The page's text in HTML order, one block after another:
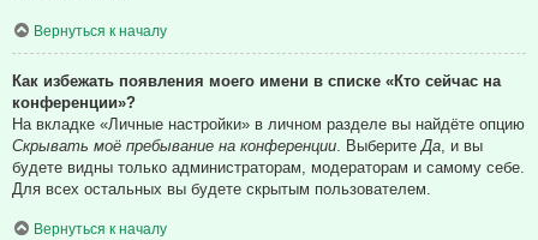
Вернуться к началу
Как избежать появления моего имени в списке «Кто сейчас на
конференции»?
На вкладке «Личные настройки» в личном разделе вы найдёте опцию
Скрывать моё пребывание на конференции . Выберите Да , и вы
будете видны только администраторам, модераторам и самому себе.
Для всех остальных вы будете скрытым пользователем.
Вернуться к началу